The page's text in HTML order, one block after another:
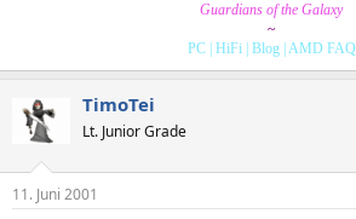
Guardians of the Galaxy
~
PC| HiFi| Blog| AMD FAQ
TimoTei
Lt. Junior Grade
11. Juni 2001